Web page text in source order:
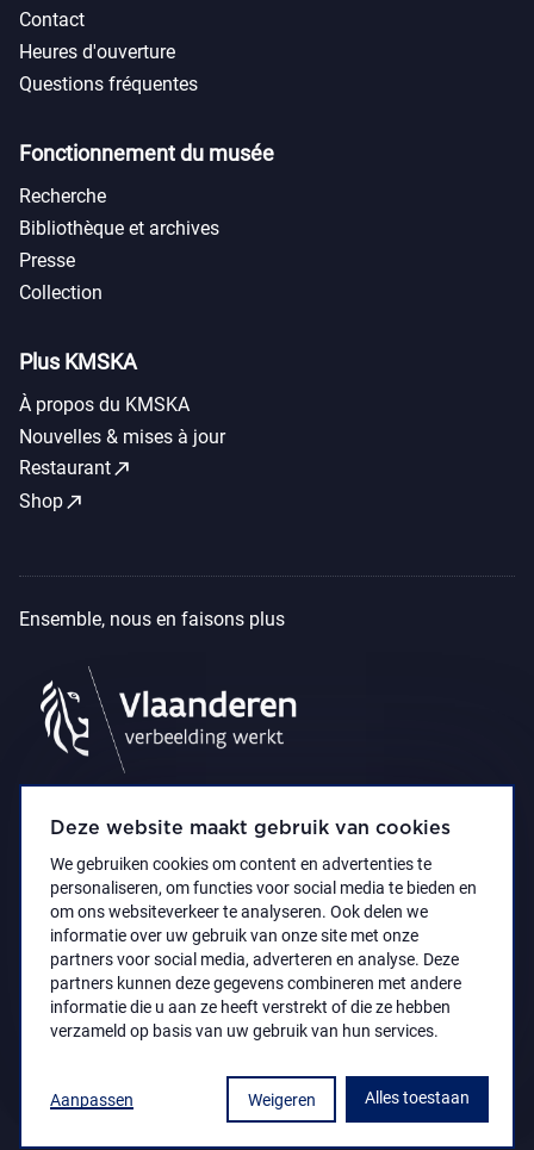
Deze website maakt gebruik van cookies
We gebruiken cookies om content en advertenties te
personaliseren, om functies voor social media te bieden en
om ons websiteverkeer te analyseren. Ook delen we
informatie over uw gebruik van onze site met onze
partners voor social media, adverteren en analyse. Deze
partners kunnen deze gegevens combineren met andere
informatie die u aan ze heeft verstrekt of die ze hebben
verzameld op basis van uw gebruik van hun services.
Aanpassen Weigeren Alles toestaan
Contact
Heures d'ouverture
Questions fréquentes
Fonctionnement du musée
Recherche
Bibliothèque et archives
Presse
Collection
Plus KMSKA
À propos du KMSKA
Nouvelles & mises à jour
Restaurantcall_made
Shopcall_made
Ensemble, nous en faisons plus
Déclaration d’accessibilitéPrivacy policy
© 2021 Koninklijk Museum voor Schone Kunsten